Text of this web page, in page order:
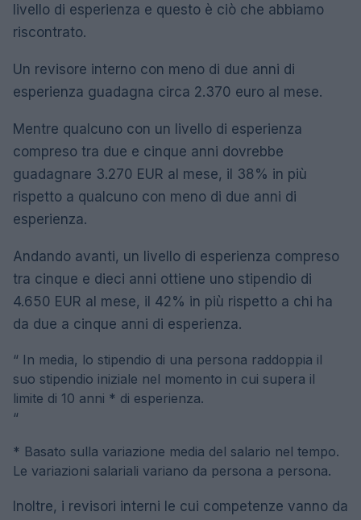
livello di esperienza e questo è ciò che abbiamo
riscontrato.
Un revisore interno con meno di due anni di
esperienza guadagna circa 2.370 euro al mese.
Mentre qualcuno con un livello di esperienza
compreso tra due e cinque anni dovrebbe
guadagnare 3.270 EUR al mese, il 38% in più
rispetto a qualcuno con meno di due anni di
esperienza.
Andando avanti, un livello di esperienza compreso
tra cinque e dieci anni ottiene uno stipendio di
4.650 EUR al mese, il 42% in più rispetto a chi ha
da due a cinque anni di esperienza.
“ In media, lo stipendio di una persona raddoppia il
suo stipendio iniziale nel momento in cui supera il
limite di 10 anni * di esperienza.
“
* Basato sulla variazione media del salario nel tempo.
Le variazioni salariali variano da persona a persona.
Inoltre, i revisori interni le cui competenze vanno da